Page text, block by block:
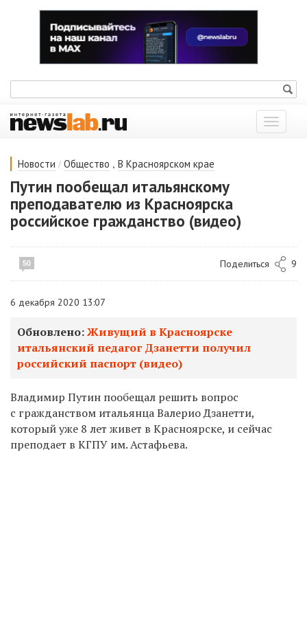
Показать
меню
Новости / Общество , В Красноярском крае
Путин пообещал итальянскому
преподавателю из Красноярска
российское гражданство (видео)
50 Поделиться 9
6 декабря 2020 13:07
Обновлено:Живущий в Красноярске
итальянский педагог Дзанетти получил
российский паспорт (видео)
Владимир Путин пообещал решить вопрос
с гражданством итальянца Валерио Дзанетти,
который уже 8 лет живет в Красноярске, и сейчас
преподает в КГПУ им. Астафьева.